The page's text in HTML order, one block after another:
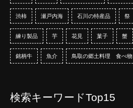
渋柿 瀬戸内海 石川の特産品 祭
練り製品 芋 花見 菓子 蟹
銘柄牛 魚介 鳥取の郷土料理 食べ物
検索キーワードTop15